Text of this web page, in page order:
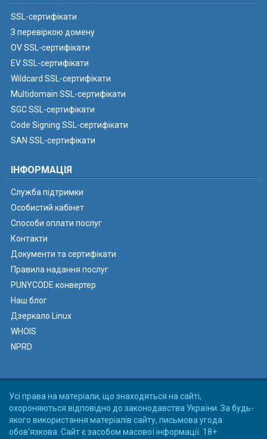
SSL-сертифікати
З перевіркою домену
OV SSL-сертифікати
EV SSL-сертифікати
Wildcard SSL-сертифікати
Multidomain SSL-сертифікати
SGC SSL-сертифікати
Code Signing SSL-сертифікати
SAN SSL-сертифікати
ІНФОРМАЦІЯ
Служба підтримки
Особистий кабінет
Способи оплати послуг
Контакти
Документи та сертифікати
Правила надання послуг
PUNYCODE конвертер
Наш блог
Дзеркало Linux
WHOIS
NPRD
Усі права на матеріали, що знаходяться на сайті,
охороняються відповідно до законодавства України. За будь-
якого використання матеріалів сайту, письмова угода
обов'язкова. Сайт є засобом масової інформації. 18+